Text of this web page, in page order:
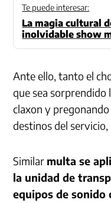
Te puede interesar:
La magia cultural
inolvidable show
Ante ello, tanto el
que sea sorprendido
claxon y
destinos del
Similar multa se
la unidad de
equipos de sonido